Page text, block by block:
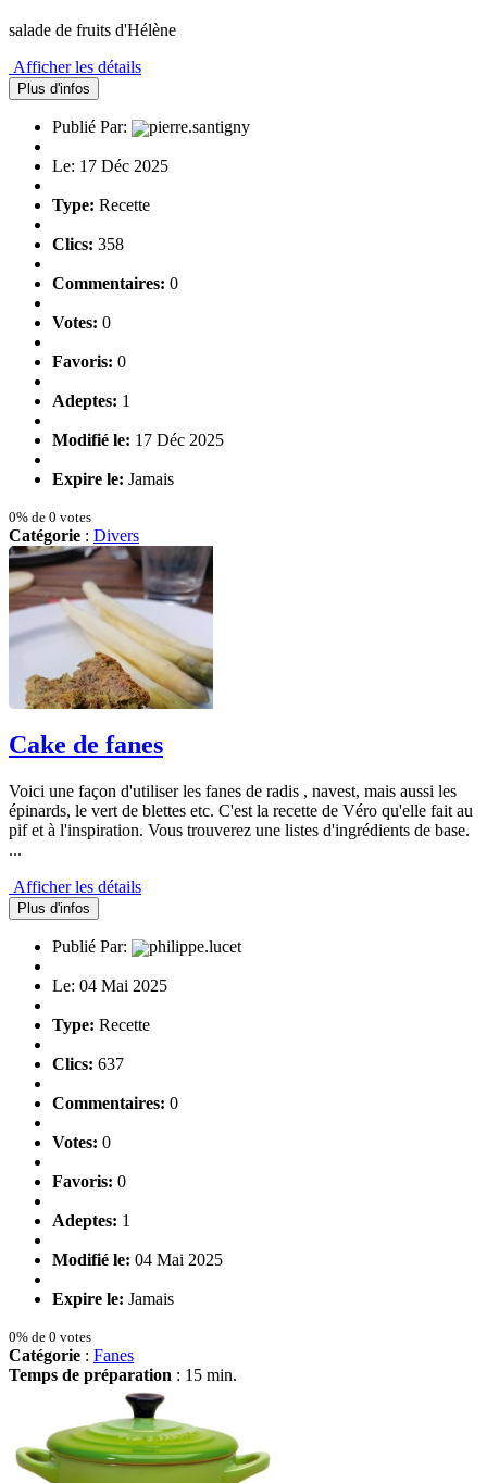
salade de fruits d'Hélène
Afficher les détails
Plus d'infos
Publié Par: pierre.santigny
Le: 17 Déc 2025
Type: Recette
Clics: 358
Commentaires: 0
Votes: 0
Favoris: 0
Adeptes: 1
Modifié le: 17 Déc 2025
Expire le: Jamais
0% de 0 votes
Catégorie : Divers
Cake de fanes
Voici une façon d'utiliser les fanes de radis , navest, mais aussi les
épinards, le vert de blettes etc. C'est la recette de Véro qu'elle fait au
pif et à l'inspiration. Vous trouverez une listes d'ingrédients de base.
...
Afficher les détails
Plus d'infos
Publié Par: philippe.lucet
Le: 04 Mai 2025
Type: Recette
Clics: 637
Commentaires: 0
Votes: 0
Favoris: 0
Adeptes: 1
Modifié le: 04 Mai 2025
Expire le: Jamais
0% de 0 votes
Catégorie : Fanes
Temps de préparation : 15 min.